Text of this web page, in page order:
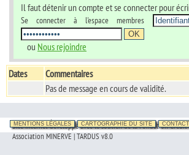
Il faut détenir un compte et se connecter pour
Se connecter à l'espace membres
ou Nous rejoindre
Dates
Commentaires
Pas de message en cours de validité.
MENTIONS LÉGALES CARTOGRAPHIE DU SITE
Site Internet développé avec le soutien de la Fondation
Association MINERVE | TARDUS v8.0